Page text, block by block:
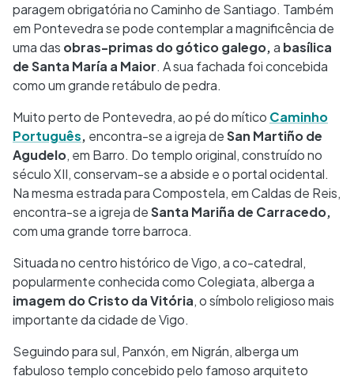
paragem obrigatória no Caminho de Santiago. Também
em Pontevedra se pode contemplar a magnificência de
uma das obras-primas do gótico galego,a basílica
de Santa María a Maior. A sua fachada foi concebida
como um grande retábulo de pedra.
Muito perto de Pontevedra, ao pé do mítico Caminho
Português, encontra-se a igreja deSan Martiño de
Agudelo, em Barro. Do templo original, construído no
século XII, conservam-se a abside e o portal ocidental.
Na mesma estrada para Compostela, em Caldas de Reis,
encontra-se a igreja deSanta Mariña de Carracedo,
com uma grande torre barroca.
Situada no centro histórico de Vigo, a co-catedral,
popularmente conhecida como Colegiata, alberga a
imagem do Cristo da Vitória, o símbolo religioso mais
importante da cidade de Vigo.
Seguindo para sul, Panxón, em Nigrán, alberga um
fabuloso templo concebido pelo famoso arquiteto